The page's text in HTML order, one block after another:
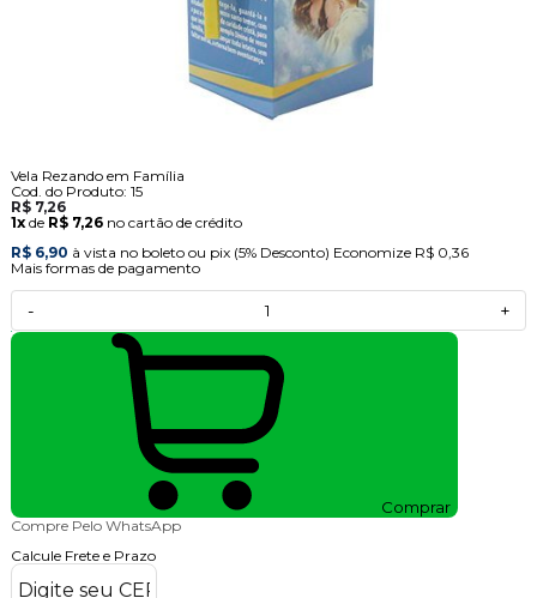
Vela Rezando em Família
Cod. do Produto: 15
R$ 7,26
1xde R$ 7,26 no cartão de crédito
R$ 6,90 à vista no boleto ou pix (5% Desconto) Economize R$ 0,36
Mais formas de pagamento
- +
Comprar
Compre Pelo WhatsApp
Calcule Frete e Prazo